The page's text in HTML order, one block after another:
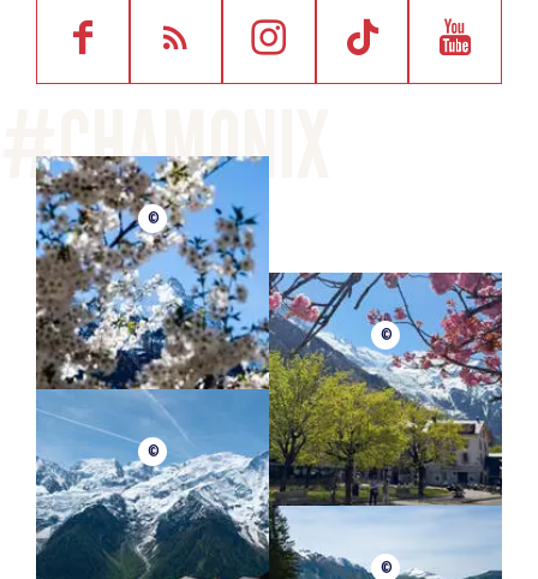
©
©
©
©